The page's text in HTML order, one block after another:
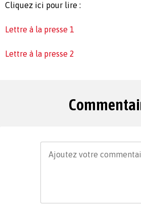
Cliquez ici pour lire :
Lettre à la presse 1
Lettre à la presse 2